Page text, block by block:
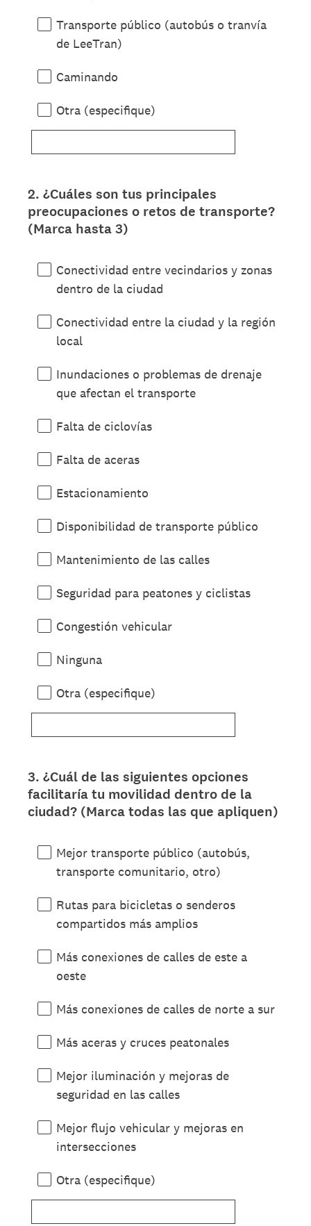
Transporte público (autobús o tranvía
de LeeTran)
Caminando
Otra (especifique)
Question
Title
2. ¿Cuáles son tus principales
preocupaciones o retos de transporte?
(Marca hasta 3)
Conectividad entre vecindarios y zonas
dentro de la ciudad
Conectividad entre la ciudad y la región
local
Inundaciones o problemas de drenaje
que afectan el transporte
Falta de ciclovías
Falta de aceras
Estacionamiento
Disponibilidad de transporte público
Mantenimiento de las calles
Seguridad para peatones y ciclistas
Congestión vehicular
Ninguna
Otra (especifique)
Question
Title
3. ¿Cuál de las siguientes opciones
facilitaría tu movilidad dentro de la
ciudad? (Marca todas las que apliquen)
Mejor transporte público (autobús,
transporte comunitario, otro)
Rutas para bicicletas o senderos
compartidos más amplios
Más conexiones de calles de este a
oeste
Más conexiones de calles de norte a sur
Más aceras y cruces peatonales
Mejor iluminación y mejoras de
seguridad en las calles
Mejor flujo vehicular y mejoras en
intersecciones
Otra (especifique)